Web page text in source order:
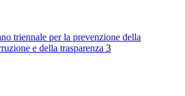
triennale per la prevenzione della
e della trasparenza 3